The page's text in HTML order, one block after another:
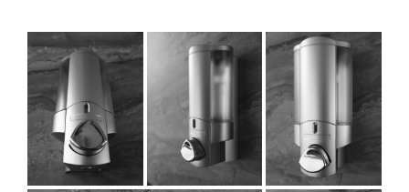
options
peuvent
choisies
page
du